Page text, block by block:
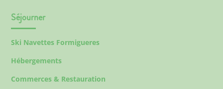
Séjourner
Ski Navettes Formigueres
Hébergements
Commerces & Restauration